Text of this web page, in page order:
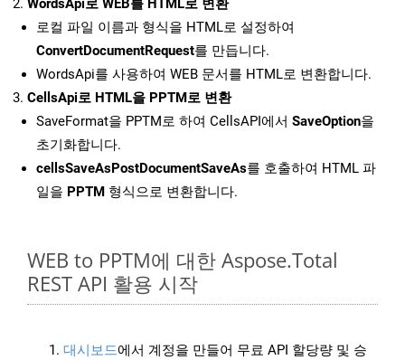
WordsApi로 WEB를 HTML로 변환
로컬 파일 이름과 형식을 HTML로 설정하여
ConvertDocumentRequest를 만듭니다.
WordsApi를 사용하여 WEB 문서를 HTML로 변환합니다.
CellsApi로 HTML을 PPTM로 변환
SaveFormat을 PPTM로 하여 CellsAPI에서 SaveOption을
초기화합니다.
cellsSaveAsPostDocumentSaveAs를 호출하여 HTML 파
일을 PPTM 형식으로 변환합니다.
WEB to PPTM에 대한 Aspose.Total
REST API 활용 시작
대시보드에서 계정을 만들어 무료 API 할당량 및 승